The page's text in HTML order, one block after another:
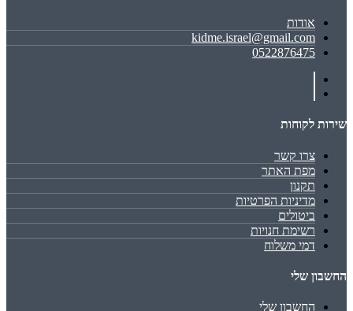
אודות
kidme.israel@gmail.com
0522876475
שירות לקוחות
צרו קשר
מפת האתר
תקנון
מדיניות הפרטיות
ביטולים
רשימת חנויות
דמי משלוח
החשבון שלי
החשבון שלי